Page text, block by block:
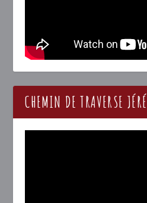
CHEMIN DE TRAVERSE